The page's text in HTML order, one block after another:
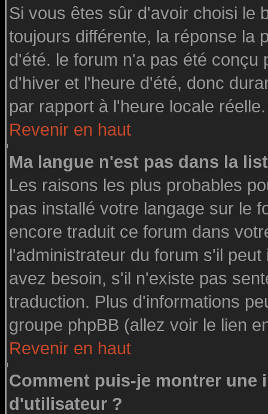
Si vous êtes sûr d'avoir choisi le
toujours différente, la réponse la
d'été. le forum n'a pas été conçu
d'hiver et l'heure d'été, donc
par rapport à l'heure locale réelle.
Revenir en haut
Ma langue n'est pas dans la
Les raisons les plus probables
pas installé votre langage sur le
encore traduit ce forum dans
l'administrateur du forum s'il
avez besoin, s'il n'existe pas
traduction. Plus d'informations
groupe phpBB (allez voir le lien
Revenir en haut
Comment puis-je montrer une
d'utilisateur ?